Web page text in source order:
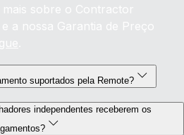
sobre o Contractor
a nossa Garantia de Preço
suportados pela Remote?
independentes receberem os